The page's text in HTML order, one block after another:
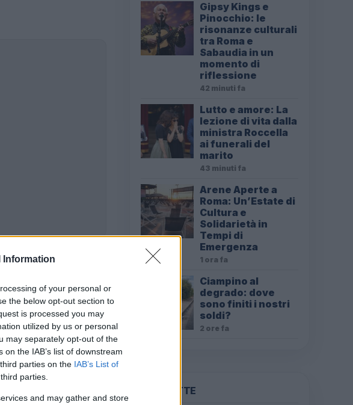
Information
of your personal or
the below opt-out section to
is processed you may
utilized by us or personal
may separately opt-out of the
the IAB’s list of downstream
parties on the IAB’s List of
parties.
and may gather and store
Gipsy Kings e
Pinocchio: le
risonanze culturali
tra Roma e
Sabaudia in un
momento di
riflessione
42 minuti fa
Lutto e amore: La
lezione di vita dalla
ministra Roccella
ai funerali del
marito
43 minuti fa
Arene Aperte a
Roma: Un’Estate di
Cultura e
Solidarietà in
Tempi di
Emergenza
1 ora fa
Ciampino al
degrado: dove
sono finiti i nostri
soldi?
2 ore fa
PIÙ LETTE